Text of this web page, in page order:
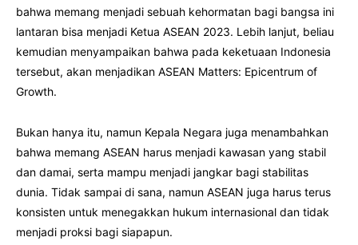
bahwa memang menjadi sebuah kehormatan bagi bangsa ini
lantaran bisa menjadi Ketua ASEAN 2023. Lebih lanjut, beliau
kemudian menyampaikan bahwa pada keketuaan Indonesia
tersebut, akan menjadikan ASEAN Matters: Epicentrum of
Growth.
Bukan hanya itu, namun Kepala Negara juga menambahkan
bahwa memang ASEAN harus menjadi kawasan yang stabil
dan damai, serta mampu menjadi jangkar bagi stabilitas
dunia. Tidak sampai di sana, namun ASEAN juga harus terus
konsisten untuk menegakkan hukum internasional dan tidak
menjadi proksi bagi siapapun.